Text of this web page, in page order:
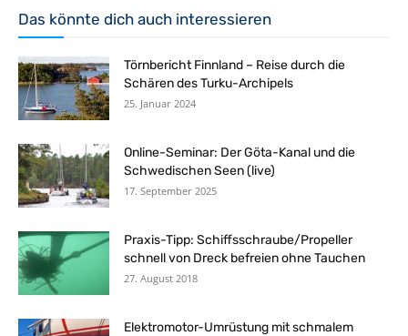
Das könnte dich auch interessieren
Törnbericht Finnland – Reise durch die
Schären des Turku-Archipels
25. Januar 2024
Online-Seminar: Der Göta-Kanal und die
Schwedischen Seen (live)
17. September 2025
Praxis-Tipp: Schiffsschraube/Propeller
schnell von Dreck befreien ohne Tauchen
27. August 2018
Elektromotor-Umrüstung mit schmalem